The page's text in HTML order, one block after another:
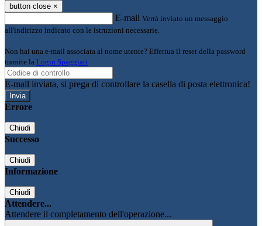
button close ×
E-mail Verrà inviato un messaggio
all'indirizzo indicato con le istruzioni necessarie.
Non hai una e-mail associata al nome utente? Effettua il reset della password
tramite la Login Spaggiari
E-mail inviata, si prega di controllare la casella di posta elettronica!
Errore
Chiudi
Successo
Chiudi
Informazione
Chiudi
Attendere...
Attendere il completamento dell'operazione...